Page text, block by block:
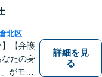
北区
】【弁護
たの身
がモッ
詳細を見
る